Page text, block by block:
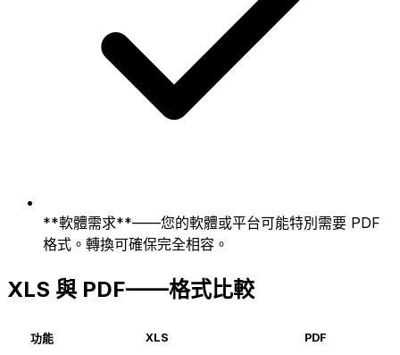
**軟體需求**——您的軟體或平台可能特別需要 PDF
格式。轉換可確保完全相容。
XLS 與 PDF——格式比較
功能 XLS PDF